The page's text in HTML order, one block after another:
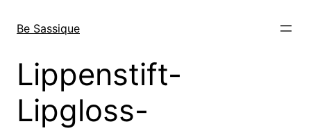
zum
wechseln
Be Sassique
Lippenstift-
Lipgloss-